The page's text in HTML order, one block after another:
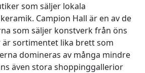
som säljer lokala
Campion Hall är en av de
som säljer konstverk från öns
sortimentet lika brett som
domineras av många mindre
även stora shoppinggallerior